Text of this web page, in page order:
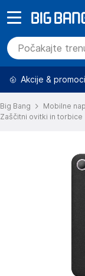
Akcije &
Big Bang Mobilne
Zaščitni ovitki in torbice